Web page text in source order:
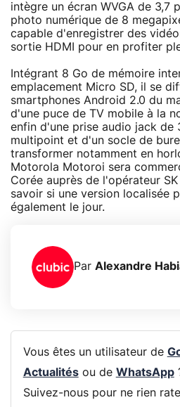
intègre un écran WVGA de 3,7
photo numérique de 8
capable d'enregistrer des
sortie HDMI pour en profiter
Intégrant 8 Go de mémoire
emplacement Micro SD, il se
smartphones Android 2.0 du
d'une puce de TV mobile à la
enfin d'une prise audio jack de
multipoint et d'un socle de
transformer notamment en
Motorola Motoroi sera
Corée auprès de l'opérateur
savoir si une version localisée
également le jour.
Par Alexandre
Vous êtes un utilisateur de
Actualitésou de WhatsApp
Suivez-nous pour ne rien